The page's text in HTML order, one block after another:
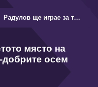
Радулов ще играе за третото място на Мастърс турнира на най-добрите осем юноши
място на
добрите осем